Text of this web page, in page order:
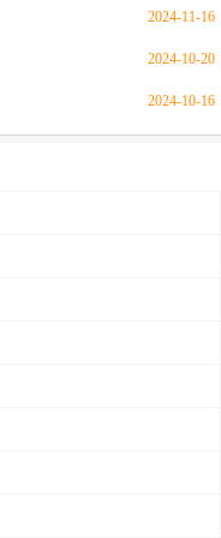
2024-11-16
2024-10-20
2024-10-16